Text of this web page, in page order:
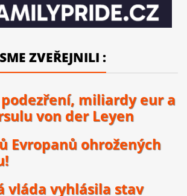
ZVEŘEJNILI :
miliardy eur a
von der Leyen
Evropanů ohrožených
vláda vyhlásila stav